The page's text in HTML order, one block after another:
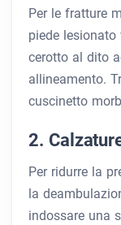
Per le fratture
piede
cerotto al dito
allineamento.
cuscinetto
2.
Per ridurre la
la
indossare una